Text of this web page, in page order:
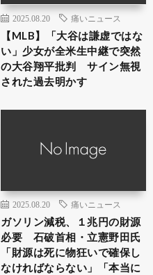
2025.08.20 痛いニュース
【MLB】「大谷は謙虚ではな
い」少女が全米生中継で突然
の大谷翔平批判 サイン無視
された過去明かす
2025.08.20 痛いニュース
ガソリン減税、１兆円の財源
必要 石破首相・立憲野田氏
「財源は死に物狂いで確保し
なければならない」「本当に